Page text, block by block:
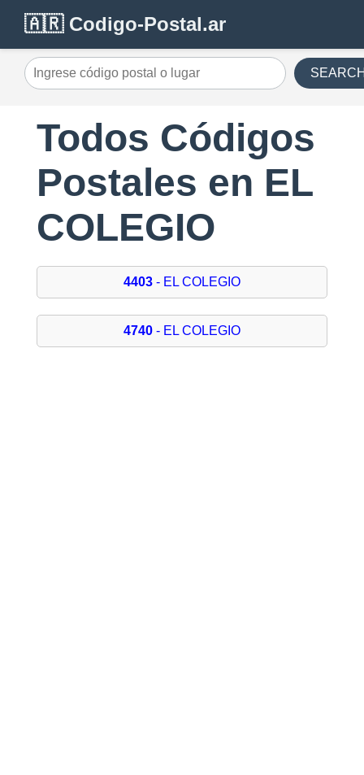
🇦🇷 Codigo-Postal.ar
Todos Códigos
Postales en EL
COLEGIO
4403- EL COLEGIO
4740- EL COLEGIO